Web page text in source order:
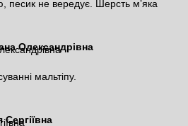
песик не вередує. Шерсть мʼяка
Олександрівна
мальтіпу.